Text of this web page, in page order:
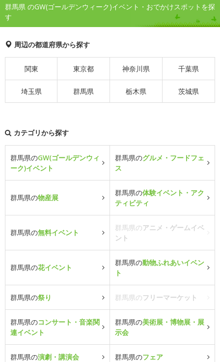
群馬県 のGW(ゴールデンウィーク)イベント・おでかけスポットを探
す
周辺の都道府県から探す
関東 東京都 神奈川県 千葉県
埼玉県 群馬県 栃木県 茨城県
カテゴリから探す
群馬県のGW(ゴールデンウィ
ーク)イベント
群馬県のグルメ・フードフェ
ス
群馬県の物産展
群馬県の体験イベント・アク
ティビティ
群馬県の無料イベント
群馬県のアニメ・ゲームイベ
ント
群馬県の花イベント
群馬県の動物ふれあいイベン
ト
群馬県の祭り 群馬県のフリーマーケット
群馬県のコンサート・音楽関
連イベント
群馬県の美術展・博物展・展
示会
群馬県の演劇・講演会 群馬県のフェア